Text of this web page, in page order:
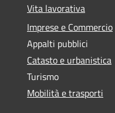
Vita lavorativa
Imprese e Commercio
Appalti pubblici
Catasto e urbanistica
Turismo
Mobilità e trasporti